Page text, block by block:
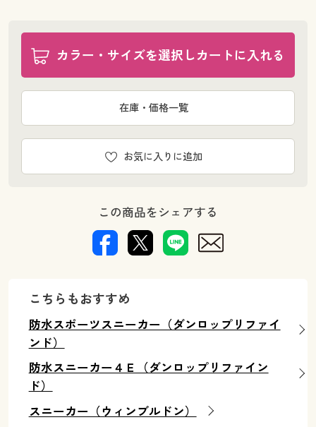
カラー・サイズを選択しカートに入れる
お気に入りに追加
在庫・価格一覧
この商品をシェアする
こちらもおすすめ
防水スポーツスニーカー（ダンロップリファイ
ンド）
防水スニーカー４Ｅ（ダンロップリファイン
ド）
スニーカー（ウィンブルドン）